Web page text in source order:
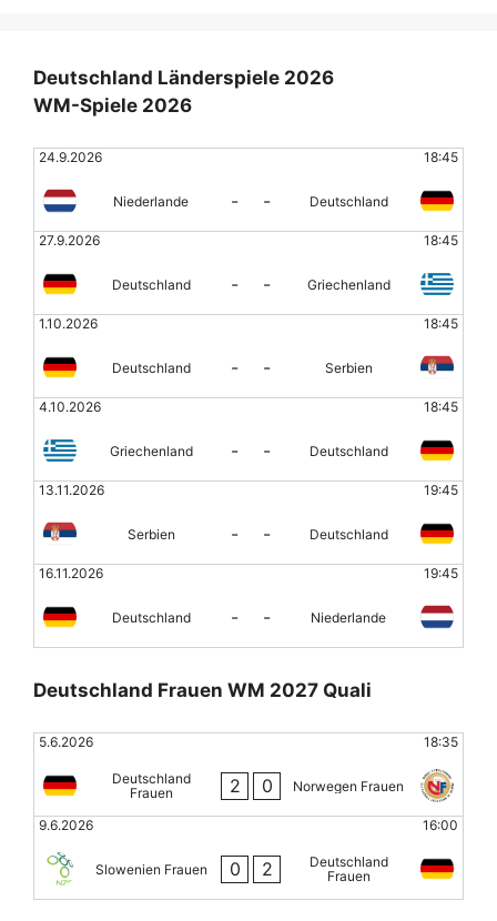
Deutschland Länderspiele 2026
WM-Spiele 2026
24.9.2026 18:45
Niederlande - - Deutschland
27.9.2026 18:45
Deutschland - - Griechenland
1.10.2026 18:45
Deutschland - - Serbien
4.10.2026 18:45
Griechenland - - Deutschland
13.11.2026 19:45
Serbien - - Deutschland
16.11.2026 19:45
Deutschland - - Niederlande
Deutschland Frauen WM 2027 Quali
5.6.2026 18:35
Deutschland
Frauen
2 0 Norwegen Frauen
9.6.2026 16:00
Slowenien Frauen 0 2
Deutschland
Frauen